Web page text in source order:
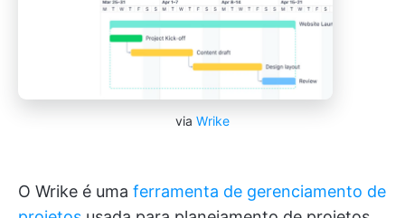
via Wrike
O Wrike é uma ferramenta de gerenciamento de